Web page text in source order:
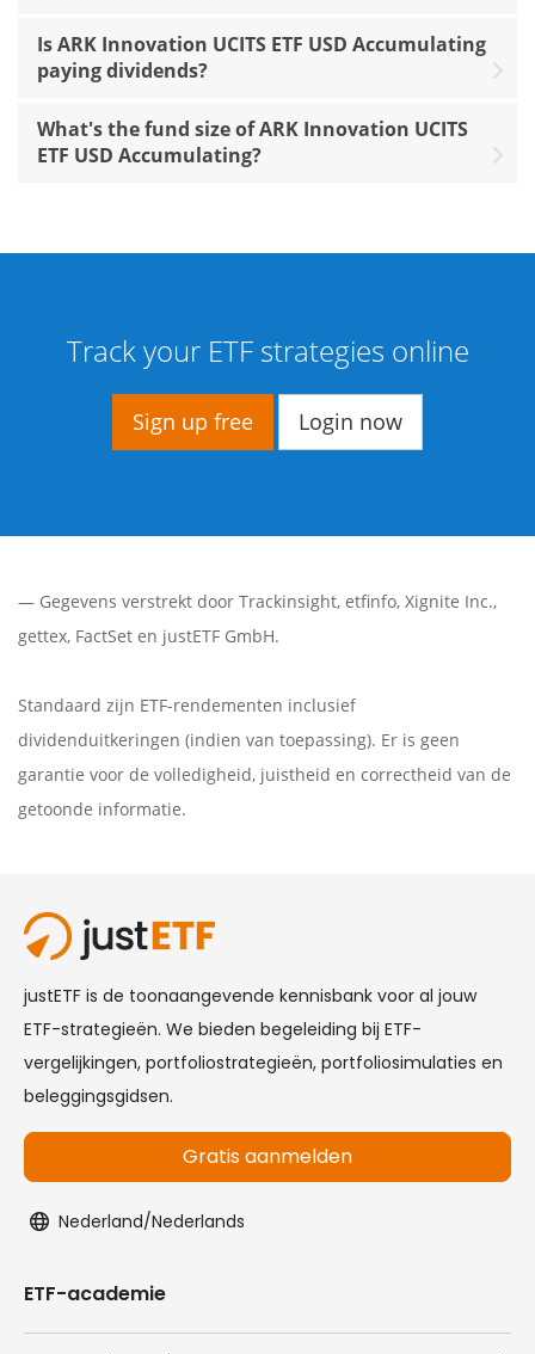
Is ARK Innovation UCITS ETF USD Accumulating
paying dividends?
What's the fund size of ARK Innovation UCITS
ETF USD Accumulating?
Track your ETF strategies online
Sign up free Login now
— Gegevens verstrekt door Trackinsight, etfinfo, Xignite Inc.,
gettex, FactSet en justETF GmbH.
Standaard zijn ETF-rendementen inclusief
dividenduitkeringen (indien van toepassing). Er is geen
garantie voor de volledigheid, juistheid en correctheid van de
getoonde informatie.